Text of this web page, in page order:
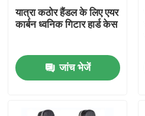
यात्रा कठोर हैंडल के लिए एयर
कार्बन ध्वनिक गिटार हार्ड केस
जांच भेजें